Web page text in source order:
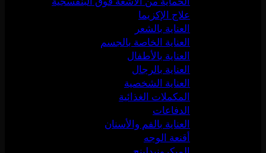
علاج الإكزيما
العناية بالشعر
العناية الخاصة بالجسم
العناية بالأطفال
العناية بالرجال
العناية الشخصية
المكملات الغذائية
الدفاعات
العناية بالفم والأسنان
أقنعة الوجه